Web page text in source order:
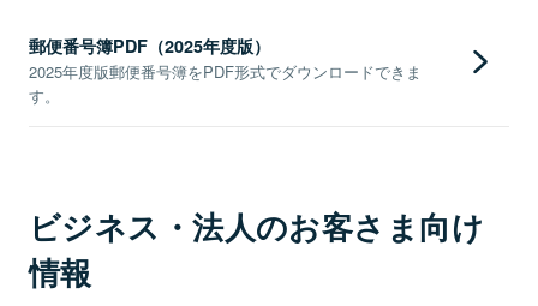
郵便番号簿PDF（2025年度版）
2025年度版郵便番号簿をPDF形式でダウンロードできま
す。
ビジネス・法人のお客さま向け
情報